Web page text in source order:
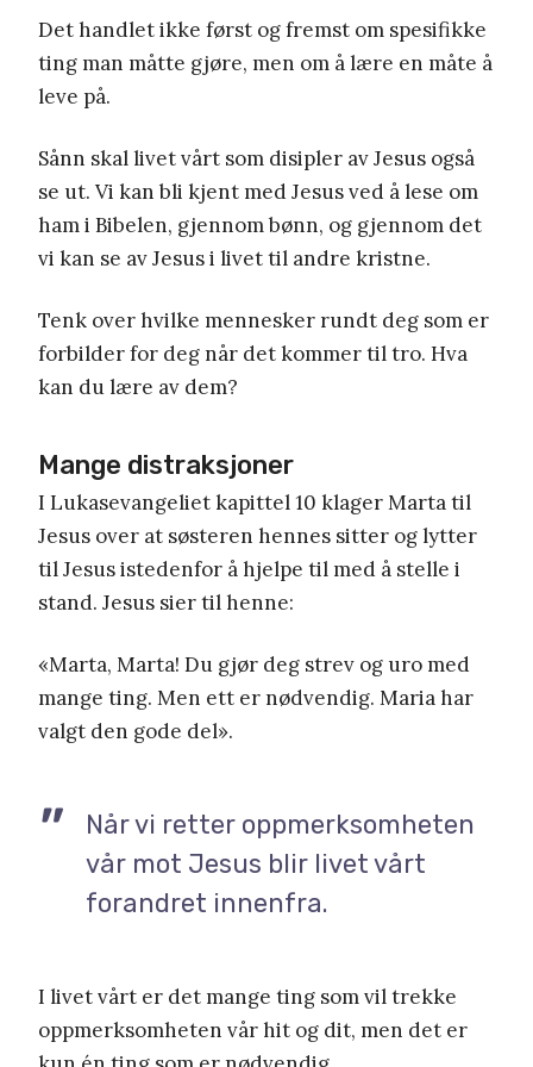
Det handlet ikke først og fremst om spesifikke
ting man måtte gjøre, men om å lære en måte å
leve på.
Sånn skal livet vårt som disipler av Jesus også
se ut. Vi kan bli kjent med Jesus ved å lese om
ham i Bibelen, gjennom bønn, og gjennom det
vi kan se av Jesus i livet til andre kristne.
Tenk over hvilke mennesker rundt deg som er
forbilder for deg når det kommer til tro. Hva
kan du lære av dem?
Mange distraksjoner
I Lukasevangeliet kapittel 10 klager Marta til
Jesus over at søsteren hennes sitter og lytter
til Jesus istedenfor å hjelpe til med å stelle i
stand. Jesus sier til henne:
«Marta, Marta! Du gjør deg strev og uro med
mange ting. Men ett er nødvendig. Maria har
valgt den gode del».
Når vi retter oppmerksomheten
vår mot Jesus blir livet vårt
forandret innenfra.
I livet vårt er det mange ting som vil trekke
oppmerksomheten vår hit og dit, men det er